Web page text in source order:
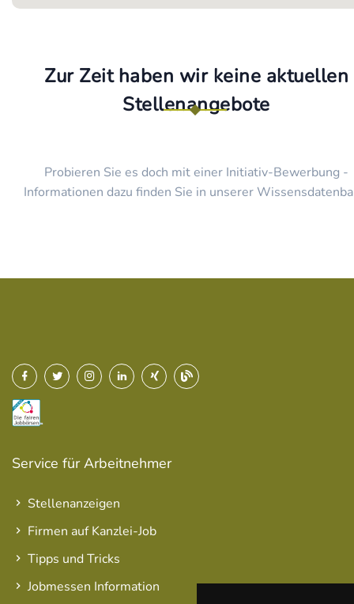
Zur Zeit haben wir keine aktuellen
Stellenangebote
Probieren Sie es doch mit einer Initiativ-Bewerbung -
Informationen dazu finden Sie in unserer
Service für Arbeitnehmer
Stellenanzeigen
Firmen auf Kanzlei-Job
Tipps und Tricks
Jobmessen Information